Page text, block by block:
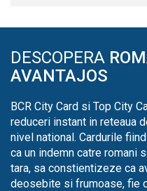
DESCOPERA
AVANTAJOS
BCR City Card si Top City
reduceri instant in reteaua
nivel national. Cardurile
ca un indemn catre romani
tara, sa constientizeze ca
deosebite si frumoase, fie